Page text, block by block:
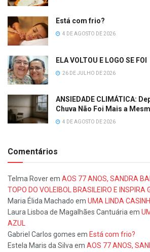
Está com frio?
4 DE AGOSTO DE 2026
ELA VOLTOU E LOGO SE FOI
26 DE JULHO DE 2026
ANSIEDADE CLIMÁTICA:
Chuva Não Foi Mais a
4 DE AGOSTO DE 2026
Comentários
Telma Roverem AOS 77 ANOS, SANDRA
TOPO DO VOLEIBOL BRASILEIRO E INSPIRA
Maria Élida Machado em UMA LINDA
Laura Lisboa de Magalhães Cantuária em
AZUL
Gabriel Carlos gomes em Está com frio?
Estela Maris da Silva em AOS 77 ANOS,